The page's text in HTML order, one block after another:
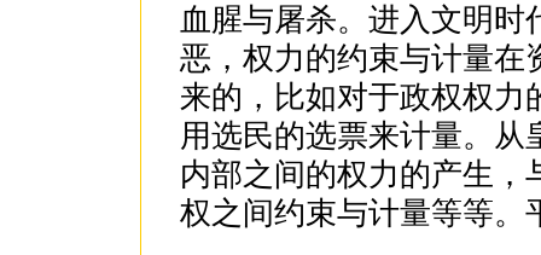
血腥与屠杀。进入文明
恶，权力的约束与计量在
来的，比如对于政权权力
用选民的选票来计量。
内部之间的权力的产生
权之间约束与计量等等。